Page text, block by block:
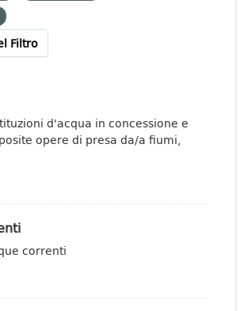
Filtro
d'acqua in concessione e
opere di presa da/a fiumi,
correnti